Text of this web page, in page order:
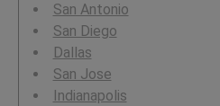
San Antonio
San Diego
Dallas
San Jose
Indianapolis